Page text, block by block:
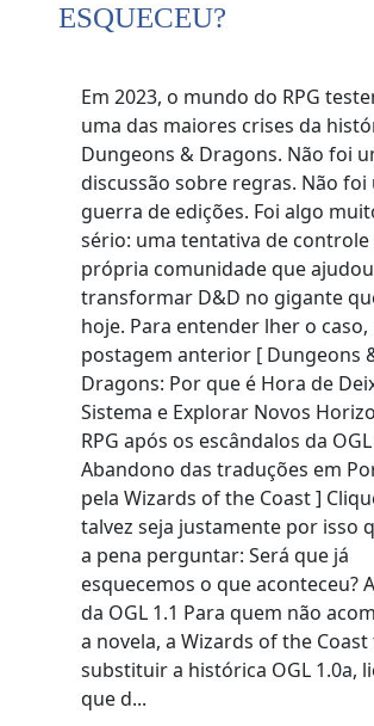
ESQUECEU?
Em 2023, o mundo do RPG
uma das maiores crises da
Dungeons & Dragons. Não foi
discussão sobre regras. Não foi
guerra de edições. Foi algo
sério: uma tentativa de controle
própria comunidade que
transformar D&D no gigante
hoje. Para entender lher o caso,
postagem anterior [ Dungeons
Dragons: Por que é Hora de
Sistema e Explorar Novos
RPG após os escândalos da
Abandono das traduções em
pela Wizards of the Coast ]
talvez seja justamente por isso
a pena perguntar: Será que já
esquecemos o que aconteceu?
da OGL 1.1 Para quem não
a novela, a Wizards of the
substituir a histórica OGL 1.0a,
que d...